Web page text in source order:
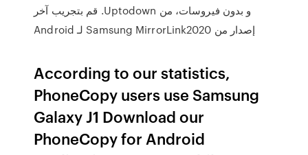
و بدون فيروسات، من Uptodown. قم بتجريب آخر
إصدار من Samsung MirrorLink2020 لـ Android
According to our statistics,
PhoneCopy users use Samsung
Galaxy J1 Download our
PhoneCopy for Android